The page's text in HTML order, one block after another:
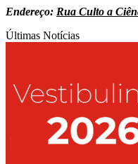
Endereço: Rua Culto a
Últimas Notícias